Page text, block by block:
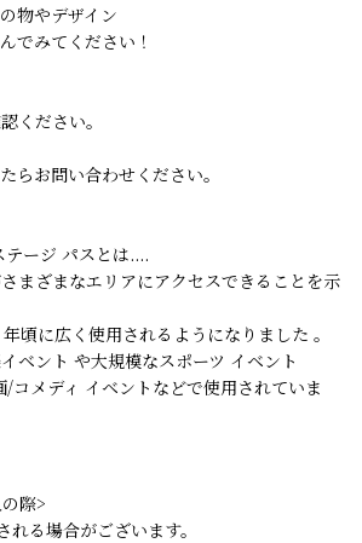
物やデザイン
でみてください！
ください。
らお問い合わせください。
ージ パスとは....
まざまなエリアにアクセスできることを示
頃に広く使用されるようになりました 。
ベント や大規模なスポーツ イベント
コメディ イベントなどで使用されていま
際>
る場合がございます。